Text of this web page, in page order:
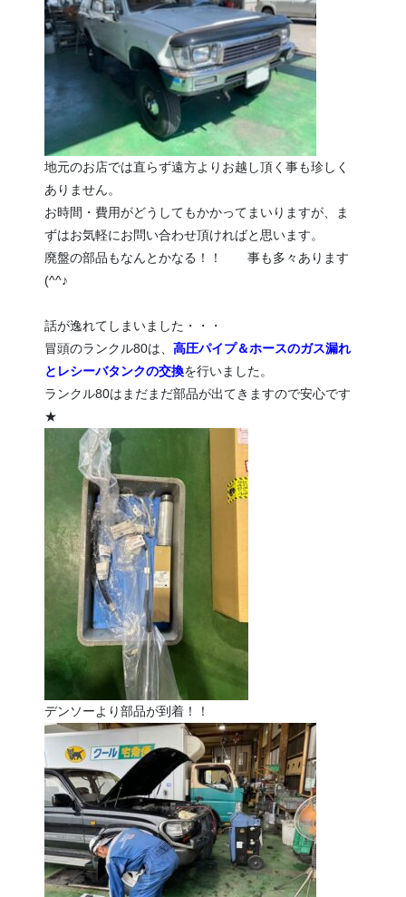
地元のお店では直らず遠方よりお越し頂く事も珍しく
ありません。
お時間・費用がどうしてもかかってまいりますが、ま
ずはお気軽にお問い合わせ頂ければと思います。
廃盤の部品もなんとかなる！！ 事も多々あります
(^^♪
話が逸れてしまいました・・・
冒頭のランクル80は、高圧パイプ＆ホースのガス漏れ
とレシーバタンクの交換を行いました。
ランクル80はまだまだ部品が出てきますので安心です
★
デンソーより部品が到着！！